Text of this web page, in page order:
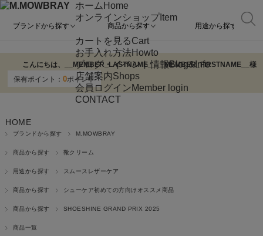
ホーム Home
オンラインショップItem
カートを見るCart
お手入れ方法Howto
ブログ・イベント情報Blog&Info
店舗案内Shops
会員ログインMember login
CONTACT
ブランドから探す 商品から探す 用途から探す
こんにちは、 __MEMBER_LASTNAME____MEMBER_FIRSTNAME__ 様
保有ポイント：0ポイント
HOME
ブランドから探す M.MOWBRAY
商品から探す 靴クリーム
用途から探す スムースレザーケア
商品から探す シューケア初めての方向けオススメ商品
商品から探す SHOESHINE GRAND PRIX 2025
商品一覧